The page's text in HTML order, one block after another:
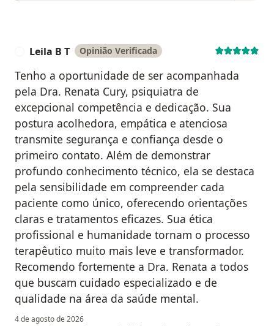
Leila B T Opinião Verificada
Tenho a oportunidade de ser acompanhada
pela Dra. Renata Cury, psiquiatra de
excepcional competência e dedicação. Sua
postura acolhedora, empática e atenciosa
transmite segurança e confiança desde o
primeiro contato. Além de demonstrar
profundo conhecimento técnico, ela se destaca
pela sensibilidade em compreender cada
paciente como único, oferecendo orientações
claras e tratamentos eficazes. Sua ética
profissional e humanidade tornam o processo
terapêutico muito mais leve e transformador.
Recomendo fortemente a Dra. Renata a todos
que buscam cuidado especializado e de
qualidade na área da saúde mental.
4 de agosto de 2026